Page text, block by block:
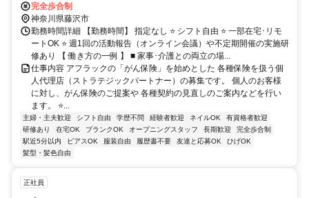
宿」への出社あり
完全歩合制
神奈川県藤沢市
勤務時間詳細 【勤務時間】 指定なし ⭐ シフト自由 ⭐ 一部在宅･リモ
ートOK ⭐ 週1回の活動報告（オンライン会議）や不定期開催の実施研
修あり 【 働き方の一例 】 ■ 家事･介護との両立の場...
仕事内容 アフラックの「がん保険」を始めとした 各種保険を扱う個
人代理店（ストラテジックパートナー）の募集です。 個人のお客様
に対し、がん保険のご提案や 各種契約の見直しのご案内などを行い
ます。 ⭐...
主婦・主夫歓迎 シフト自由 学歴不問 経験者歓迎 ネイルOK
有資格者歓迎
研修あり
在宅OK ブランクOK オープニングスタッフ 長期歓迎
完全歩合制
駅近5分以内
ピアスOK 服装自由 履歴書不要 友達と応募OK
ひげOK
髪型・髪色自由
正社員